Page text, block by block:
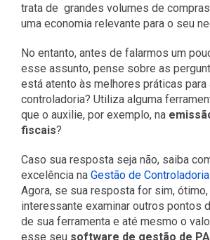
trata de grandes volumes de
uma economia relevante para o seu
No entanto, antes de falarmos um
esse assunto, pense sobre as
está atento às melhores práticas para
controladoria? Utiliza alguma
que o auxilie, por exemplo, na
fiscais?
Caso sua resposta seja não, saiba
excelência na Gestão de Controladoria
Agora, se sua resposta for sim,
interessante examinar outros pontos
de sua ferramenta e até mesmo o
esse seu software de gestão de